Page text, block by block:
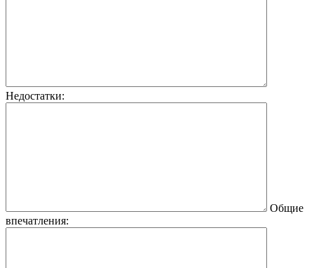
Недостатки:
Общие
впечатления: